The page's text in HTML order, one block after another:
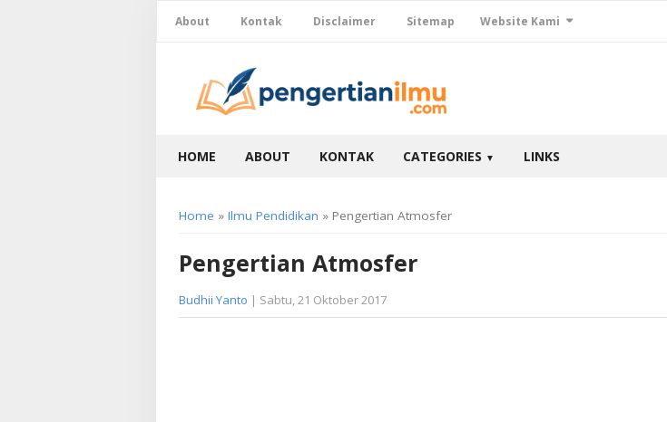
About Kontak Disclaimer Sitemap Website Kami
HOME ABOUT KONTAK CATEGORIES ▼ LINKS
Home » Ilmu Pendidikan » Pengertian Atmosfer
Pengertian Atmosfer
Budhii Yanto | Sabtu, 21 Oktober 2017